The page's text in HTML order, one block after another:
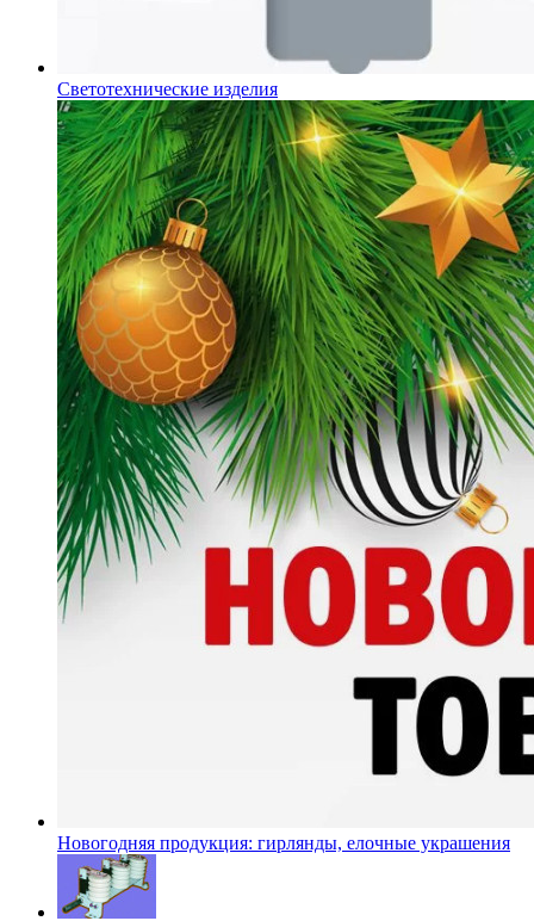
Светотехнические изделия
Новогодняя продукция: гирлянды, елочные украшения